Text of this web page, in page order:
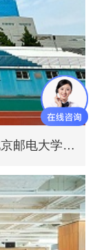
ZOBO卓邦教育案例 | ZOBO产品为北京邮电大学打造高品质室外运动场扩声系统